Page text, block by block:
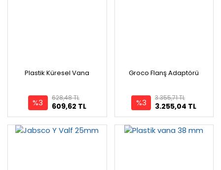
Plastik Küresel Vana
%3 609,62 TL
628,48 TL
Groco Flanş Adaptörü
%3 3.255,04 TL
3.355,71 TL